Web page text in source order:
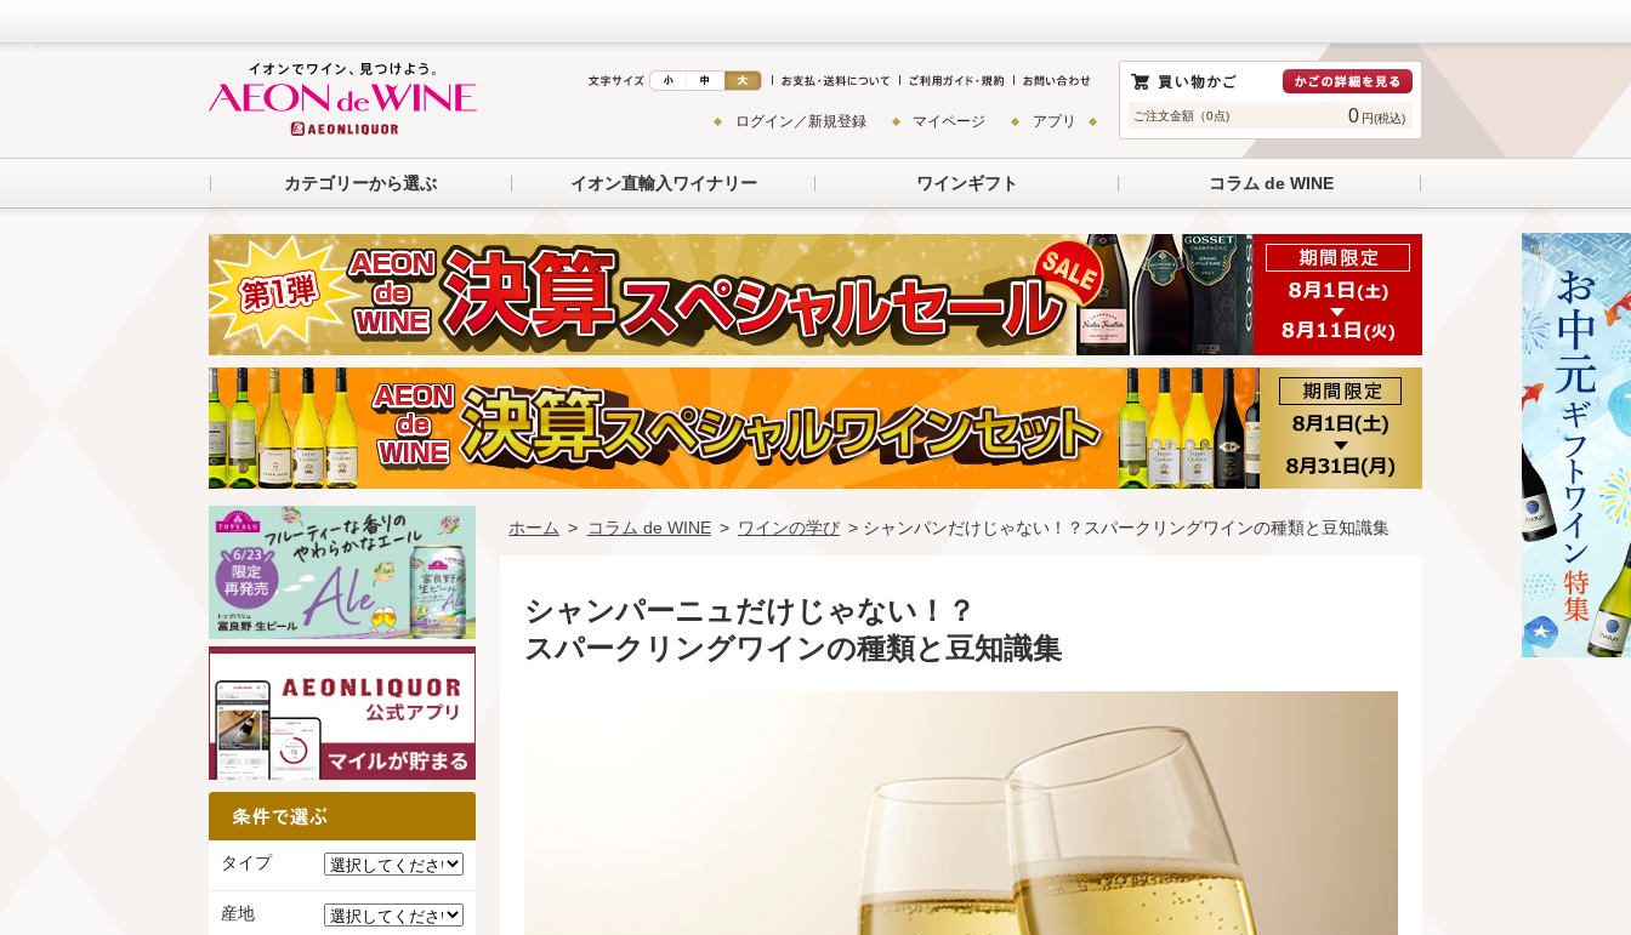
ご注文金額（0点) 0 円(税込)
ログイン／新規登録 マイページ アプリ
カテゴリーから選ぶ イオン直輸入ワイナリー ワインギフト コラム de WINE
ホーム > コラム de WINE > ワインの学び > シャンパンだけじゃない！？スパークリングワインの種類と豆知識集
シャンパーニュだけじゃない！？
スパークリングワインの種類と豆知識集
タイプ
産地